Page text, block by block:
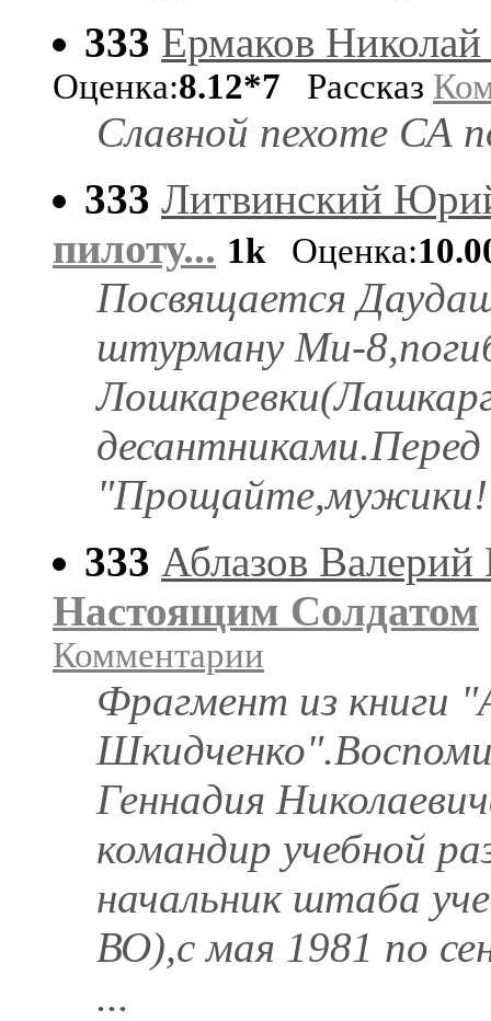
333 Ермаков
Оценка:8.12*7 Рассказ
Славной пехоте СА
333 Литвинский
пилоту... 1k Оценка:
Посвящается
штурману Ми-
333 Аблазов Валерий
Настоящим Солдатом
Комментарии
Фрагмент из книги
Геннадия
командир учебной
начальник штаба
ВО),с мая 1981 по
...